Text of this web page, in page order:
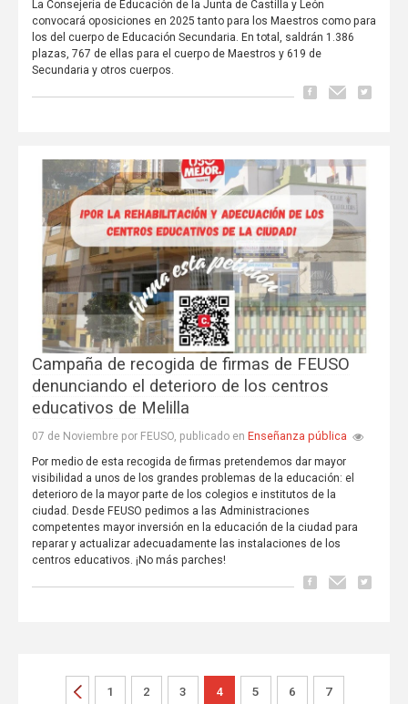
La Consejería de Educación de la Junta de Castilla y León
convocará oposiciones en 2025 tanto para los Maestros como para
los del cuerpo de Educación Secundaria. En total, saldrán 1.386
plazas, 767 de ellas para el cuerpo de Maestros y 619 de
Secundaria y otros cuerpos.
Campaña de recogida de firmas de FEUSO
denunciando el deterioro de los centros
educativos de Melilla
07 de Noviembre por FEUSO, publicado en Enseñanza pública
Por medio de esta recogida de firmas pretendemos dar mayor
visibilidad a unos de los grandes problemas de la educación: el
deterioro de la mayor parte de los colegios e institutos de la
ciudad. Desde FEUSO pedimos a las Administraciones
competentes mayor inversión en la educación de la ciudad para
reparar y actualizar adecuadamente las instalaciones de los
centros educativos. ¡No más parches!
1 2 3 4 5 6 7